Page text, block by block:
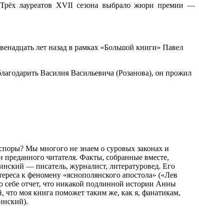
лауреатов XVII сезона выбрало жюри премии —
лет назад в рамках «Большой книги» Павел
Василия Васильевича (Розанова), он прожил
Мы многого не знаем о суровых законах и
преданного читателя. Факты, собранные вместе,
— писатель, журналист, литературовед. Его
к феномену «яснополянского апостола» («Лев
себе отчет, что никакой подлинной истории Анны
что моя книга поможет таким же, как я, фанатикам,